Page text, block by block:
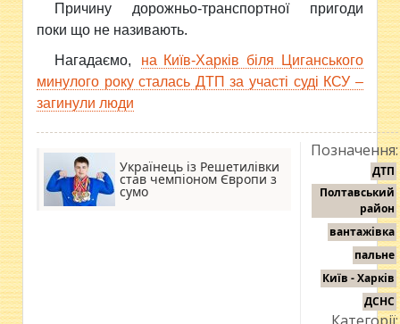
Причину дорожньо-транспортної пригоди
поки що не називають.
Нагадаємо,
на Київ-Харків біля Циганського
минулого року сталась ДТП за участі суді КСУ –
загинули люди
Українець із Решетилівки
став чемпіоном Європи з
сумо
Позначення:
ДТП
Полтавський
район
вантажівка
пальне
Київ - Харків
ДСНС